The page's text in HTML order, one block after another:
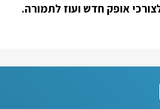
אופק חדש ועוז לתמורה.